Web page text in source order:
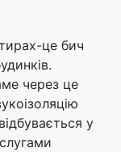
це бич
через це
у